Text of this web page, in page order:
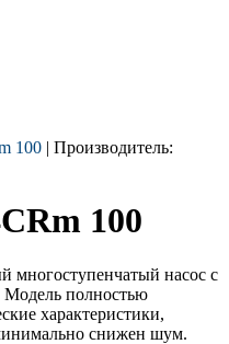
100 | Производитель:
100
многоступенчатый насос с
Модель полностью
характеристики,
снижен шум.